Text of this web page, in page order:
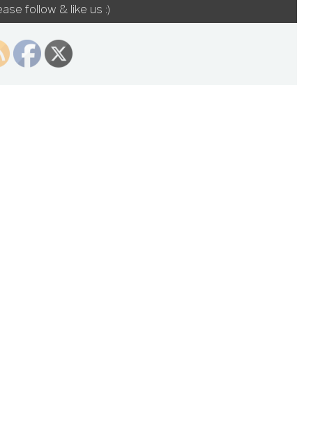
follow & like us :)